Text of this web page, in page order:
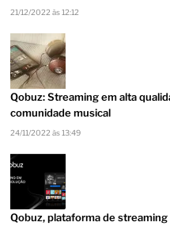
21/12/2022 às 12:12
Qobuz: Streaming em alta
comunidade musical
24/11/2022 às 13:49
Qobuz, plataforma de